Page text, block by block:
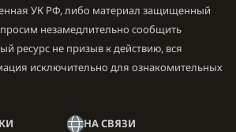
УК РФ, либо материал защищенный
незамедлительно сообщить
ресурс не призыв к действию, вся
исключительно для ознакомительных
НА СВЯЗИ